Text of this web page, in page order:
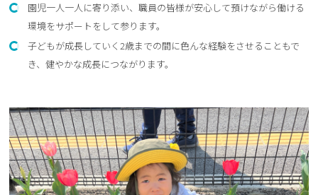
園児一人一人に寄り添い、職員の皆様が安心して預けながら働ける
環境をサポートをして参ります。
子どもが成長していく2歳までの間に色んな経験をさせることもで
き、健やかな成長につながります。